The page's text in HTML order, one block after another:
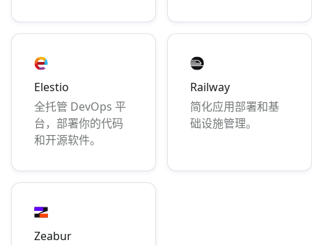
Elestio
全托管 DevOps 平
台，部署你的代码
和开源软件。
Railway
简化应用部署和基
础设施管理。
Zeabur